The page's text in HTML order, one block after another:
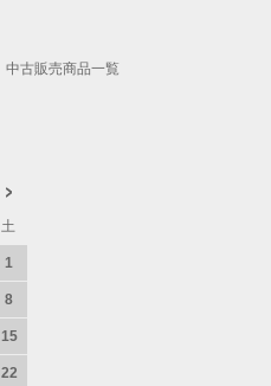
中古販売商品一覧
土
1
8
15
22